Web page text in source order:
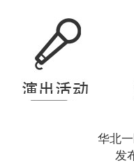
华北
发